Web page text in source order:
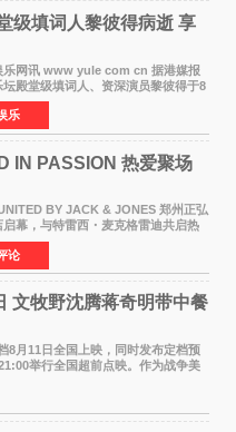
级填词人黎彼得病逝 享
网讯 www yule com cn 据港媒报
坛殿堂级填词人、资深演员黎彼得于8
病离世，终年76岁。好友钟志光透
今年3月中风后便卧床休养，身体机能
最
乐
IN PASSION 热爱聚场
BY JACK & JONES 郑州正弘
启幕，与特雷西・麦克格雷迪共启热
7 月21 日，
全国首店，于郑
式启幕。NBA 传奇球星
论
文牧野沈腾蒋奇明带中餐
月11日全国上映，同时发布定档预
举行全国超前点映。作为战争美